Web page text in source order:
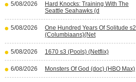
5/08/2026
Hard Knocks: Training With The
Seattle Seahawks (d
5/08/2026
One Hundred Years Of Solitude s2
(Columbiaans)(Net
5/08/2026 1670 s3 (Pools) (Netflix)
6/08/2026 Monsters Of God (doc) (HBO Max)